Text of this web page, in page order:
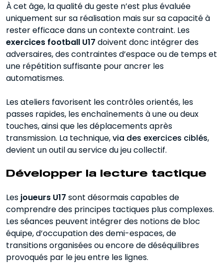
À cet âge, la qualité du geste n’est plus évaluée
uniquement sur sa réalisation mais sur sa capacité à
rester efficace dans un contexte contraint. Les
exercices football U17 doivent donc intégrer des
adversaires, des contraintes d’espace ou de temps et
une répétition suffisante pour ancrer les
automatismes.
Les ateliers favorisent les contrôles orientés, les
passes rapides, les enchaînements à une ou deux
touches, ainsi que les déplacements après
transmission. La technique,via des exercices ciblés,
devient un outil au service du jeu collectif.
Développer la lecture tactique
Les joueurs U17 sont désormais capables de
comprendre des principes tactiques plus complexes.
Les séances peuvent intégrer des notions de bloc
équipe, d’occupation des demi-espaces, de
transitions organisées ou encore de déséquilibres
provoqués par le jeu entre les lignes.